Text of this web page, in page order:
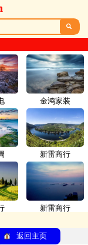

金鸿家装
新雷商行
新雷商行
返回主页